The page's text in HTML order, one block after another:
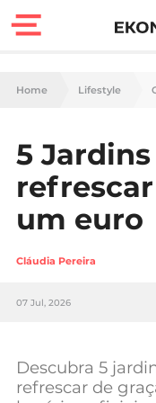
Finanças
Carreira
Casa
Lifestyle
Sociedade
Negócios
Home Lifestyle
5
um euro
Cláudia Pereira
07 Jul, 2026
Descubra 5
refrescar de